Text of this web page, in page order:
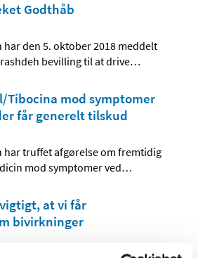
Godthåb
den 5. oktober 2018 meddelt
bevilling til at drive…
Tibocina mod symptomer
får generelt tilskud
truffet afgørelse om fremtidig
mod symptomer ved…
at vi får
bivirkninger